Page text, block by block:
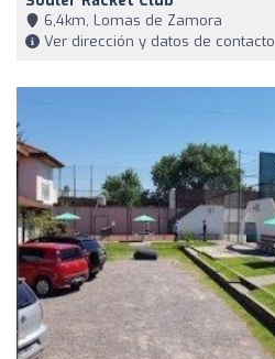
6,4km, Lomas de Zamora
Ver dirección y datos de contacto